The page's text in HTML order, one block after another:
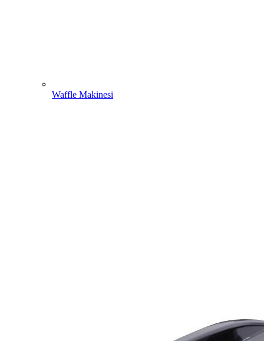
Waffle Makinesi